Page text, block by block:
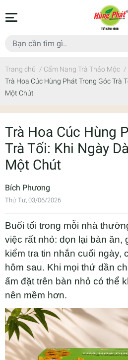
Trang chủ / Cẩm Nang Trà Thảo Mộc /
Trà Hoa Cúc Hùng Phát Trong Góc Trà
Một Chút
Trà Hoa Cúc Hùng
Trà Tối: Khi Ngày
Một Chút
Bích Phương
Thứ Tư, 03/06/2026
Buổi tối trong mỗi nhà
việc rất nhỏ: dọn lại bàn ăn,
kiểm tra tin nhắn cuối ngày,
hôm sau. Khi mọi thứ dần
ấm đặt trên bàn nhỏ có thể
nên mềm hơn.